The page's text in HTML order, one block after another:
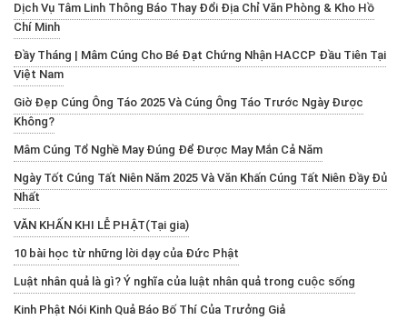
Dịch Vụ Tâm Linh Thông Báo Thay Đổi Địa Chỉ Văn Phòng & Kho Hồ
Chí Minh
Đầy Tháng | Mâm Cúng Cho Bé Đạt Chứng Nhận HACCP Đầu Tiên Tại
Việt Nam
Giờ Đẹp Cúng Ông Táo 2025 Và Cúng Ông Táo Trước Ngày Được
Không?
Mâm Cúng Tổ Nghề May Đúng Để Được May Mắn Cả Năm
Ngày Tốt Cúng Tất Niên Năm 2025 Và Văn Khấn Cúng Tất Niên Đầy Đủ
Nhất
VĂN KHẤN KHI LỄ PHẬT(Tại gia)
10 bài học từ những lời dạy của Đức Phật
Luật nhân quả là gì? Ý nghĩa của luật nhân quả trong cuộc sống
Kinh Phật Nói Kinh Quả Báo Bố Thí Của Trưởng Giả